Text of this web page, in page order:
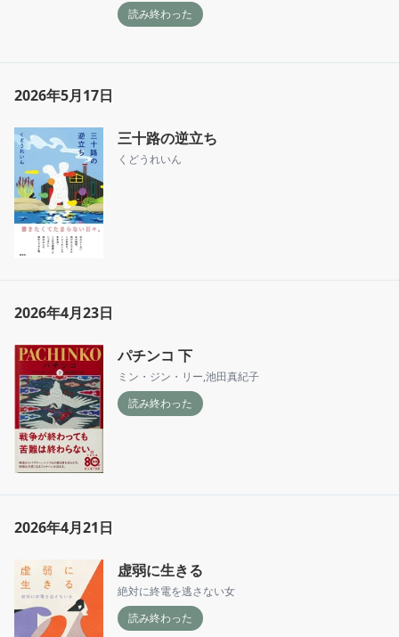
読み終わった
2026年5月17日
三十路の逆立ち
くどうれいん
2026年4月23日
パチンコ 下
ミン・ジン・リー,池田真紀子
読み終わった
2026年4月21日
虚弱に生きる
絶対に終電を逃さない女
読み終わった